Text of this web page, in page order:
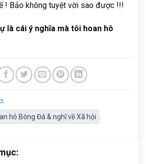
! Bảo không tuyệt vời sao được !!!
là cái ý nghĩa mà tôi hoan hô
.
hô Bóng Đá & nghĩ về Xã hội